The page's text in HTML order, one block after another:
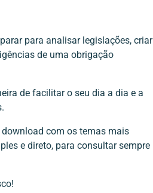
para analisar legislações, criar
de uma obrigação
de facilitar o seu dia a dia e a
com os temas mais
e direto, para consultar sempre